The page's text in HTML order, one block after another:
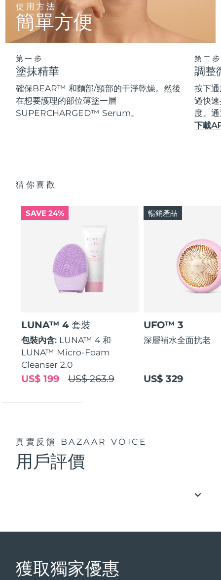
使用方法
簡單方便
第一步
塗抹精華
確保BEAR™ 和麵部/頸部的干淨乾燥。然後
在想要護理的部位薄塗一層
SUPERCHARGED™ Serum。
第二步
調整
按下
過快
度。
下載
猜你喜歡
SAVE 24%
LUNA™ 4 套裝
包裝內含: LUNA™ 4 和
LUNA™ Micro-Foam
Cleanser 2.0
US$ 263.9
US$ 199
UFO™ 3
深層補水全面抗老
US$ 329
暢銷產品
真實反饋 BAZAAR VOICE
用戶評價
獲取獨家優惠